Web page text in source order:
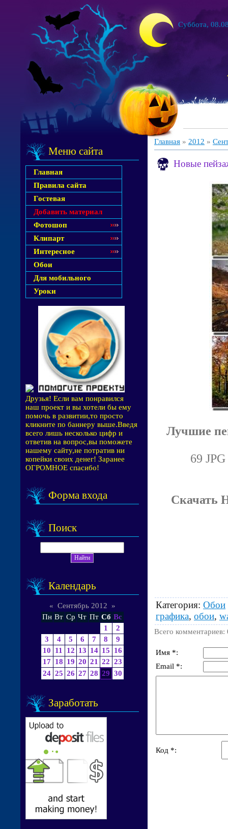
Суббота,
Меню сайта
Главная
Правила сайта
Гостевая
Добавить материал
Фотошоп
Клипарт
Интересное
Обои
Для мобильного
Уроки
Друзья! Если вам понравился
наш проект и вы хотели бы ему
помочь в развитии,то просто
кликните по баннеру выше.Введя
всего лишь несколько цифр и
ответив на вопрос,вы поможете
нашему сайту,не потратив ни
копейки своих денег! Заранее
ОГРОМНОЕ спасибо!
Форма входа
Поиск
Календарь
« Сентябрь 2012
»
Пн Вт Ср Чт Пт Сб Вс
1
2
3
4 5 6 7 8
9
10
11 12 13 14 15
16
17 18 19 20 21 22 23
24 25 26 27 28 29 30
Заработать
Главная » 2012 »
Новые
Лучшие
69
Скачать
Категория: Обои
графика, обои,
Всего комментариев:
Имя *:
Email *:
Код *: